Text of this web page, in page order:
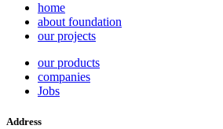
home
about foundation
our projects
our products
companies
Jobs
Address